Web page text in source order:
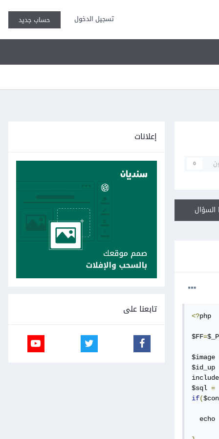
تسجيل الدخول حساب جديد
0
<?php
$FF=
$image
$id_up
include
$sql =
if(
  echo
إعلانات
تابعنا على